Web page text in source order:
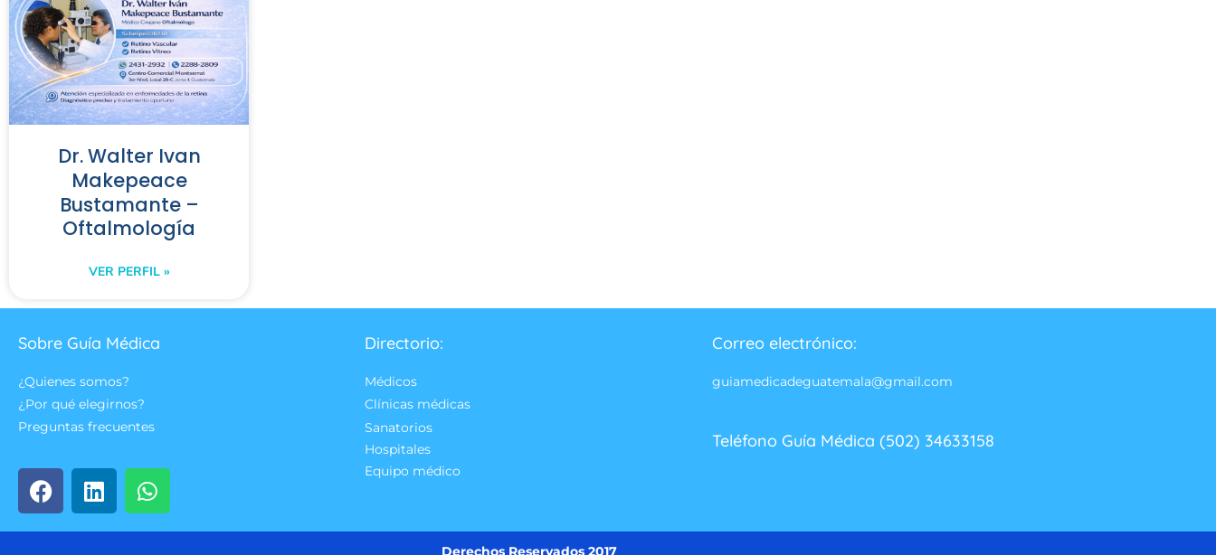
Dr. Walter Ivan
Makepeace
Bustamante –
Oftalmología
VER PERFIL »
Sobre Guía Médica
¿Quienes somos?
¿Por qué elegirnos?
Preguntas frecuentes
Directorio:
Médicos
Clínicas médicas
Sanatorios
Hospitales
Equipo médico
Correo electrónico:
guiamedicadeguatemala@gmail.com
Teléfono Guía Médica (502) 34633158
Derechos Reservados 2017